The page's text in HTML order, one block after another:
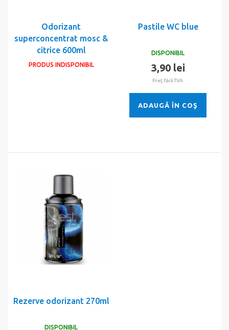
Odorizant
superconcentrat mosc &
citrice 600ml
PRODUS INDISPONIBIL
Pastile WC blue
DISPONIBIL
3,90 lei
Preţ fără TVA.
ADAUGĂ ÎN COŞ
Rezerve odorizant 270ml
DISPONIBIL